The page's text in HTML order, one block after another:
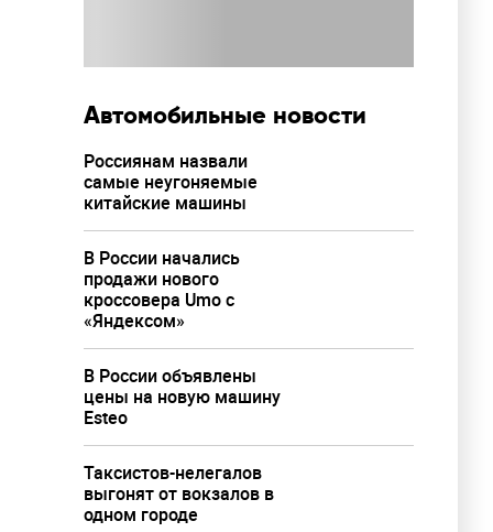
Автомобильные новости
Россиянам назвали
самые неугоняемые
китайские машины
В России начались
продажи нового
кроссовера Umo с
«Яндексом»
В России объявлены
цены на новую машину
Esteo
Таксистов-нелегалов
выгонят от вокзалов в
одном городе